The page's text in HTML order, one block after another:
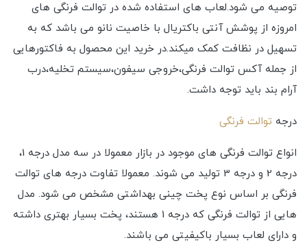
توصیه می شود.لعاب های استفاده شده در توالت فرنگی های
امروزه از پوشش آنتی باکتریال با خاصیت نانو می باشد که به
تسهیل در نظافت کمک میکند.در خرید این محصول به فاکتورهایی
از جمله آکس توالت فرنگی،خروجی سیفون،سیستم تخلیه،درب
آرام بند باید توجه داشت.
درجه توالت فرنگی
انواع توالت فرنگی های موجود در بازار معمولا در سه مدل درجه 1،
درجه 2 و درجه 3 تولید می شوند. معمولا تفاوت درجه های توالت
فرنگی بر اساس نوع پخت چینی بهداشتی مشخص می شود. مدل
هایی از توالت فرنگی که درجه 1 هستند، پخت بسیار بهتری داشته
و دارای لعاب بسیار باکیفیتی می باشند.